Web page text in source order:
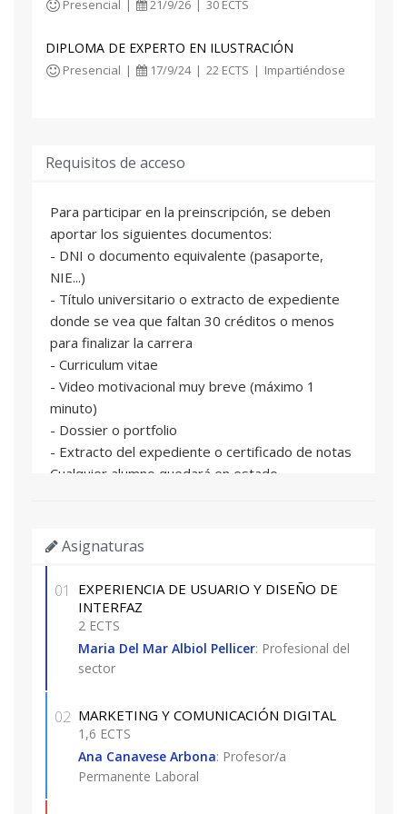
diseño gráfico con capacidad para
desenvolverse con soltura en formatos
interactivos como webs, aplicaciones o
audiovisuales, ámbitos que se encuentran en
Uno de los principales objetivos del Diploma de
las vinculaciones y relaciones con el sector
empresarial que iniciamos en el año 2006 a
través de las Cátedras de Empresa, así como la
colaboración con empresas que participan en
este proyecto formativo de la Universitat
Politècnica de València a través de las prácticas
de empresa tramitadas por el Servicio Integrado
de Empleo (SIE) que suponen para el alumnado
un primer contacto con el ámbito profesional, así
como la oportunidad de redefinir su perfil.
Presencial | 21/9/26 | 30 ECTS
DIPLOMA DE EXPERTO EN ILUSTRACIÓN
Presencial | 17/9/24 | 22 ECTS | Impartiéndose
Requisitos de acceso
Para participar en la preinscripción, se deben
aportar los siguientes documentos:
- DNI o documento equivalente (pasaporte,
NIE...)
- Título universitario o extracto de expediente
donde se vea que faltan 30 créditos o menos
para finalizar la carrera
- Curriculum vitae
- Video motivacional muy breve (máximo 1
minuto)
- Dossier o portfolio
- Extracto del expediente o certificado de notas
Cualquier alumno quedará en estado
las solicitudes presentadas.
IMPORTANTE: Para acceder a los estudios de
Diploma de Especialización el alumnado deberá
estar en posesión de alguno de los siguientes
títulos o acreditar experiencia profesional o
laboral:
2. Un título expedido por una institución de
educación superior del Espacio Europeo de
Educación Superior, que otorgue acceso a
enseñanzas oficiales de posgrado.
Asignaturas
01
EXPERIENCIA DE USUARIO Y DISEÑO DE
INTERFAZ
2 ECTS
Maria Del Mar Albiol Pellicer: Profesional del
sector
02 MARKETING Y COMUNICACIÓN DIGITAL
1,6 ECTS
Ana Canavese Arbona: Profesor/a
Permanente Laboral